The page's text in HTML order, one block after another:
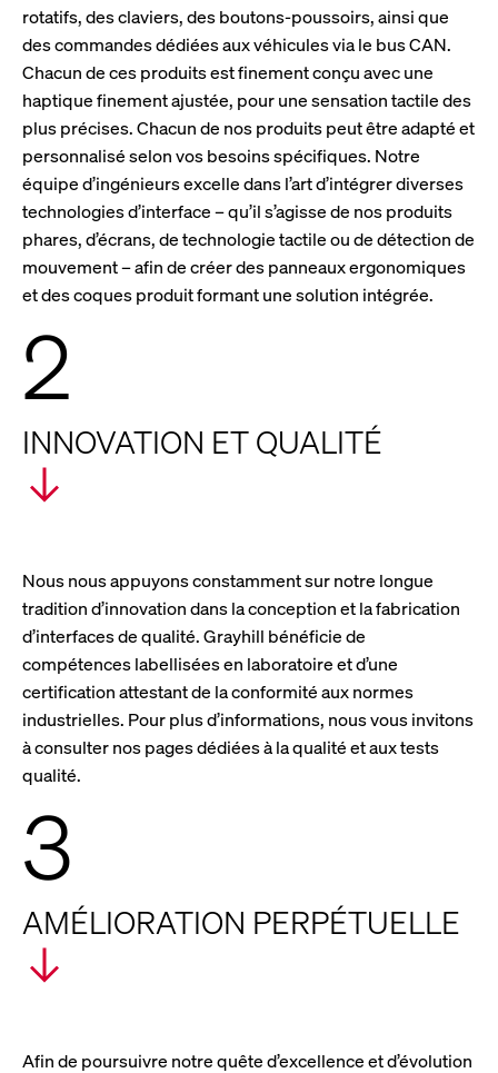
rotatifs, des claviers, des boutons-poussoirs, ainsi que
des commandes dédiées aux véhicules via le bus CAN.
Chacun de ces produits est finement conçu avec une
haptique finement ajustée, pour une sensation tactile des
plus précises. Chacun de nos produits peut être adapté et
personnalisé selon vos besoins spécifiques. Notre
équipe d’ingénieurs excelle dans l’art d’intégrer diverses
technologies d’interface – qu’il s’agisse de nos produits
phares, d’écrans, de technologie tactile ou de détection de
mouvement – afin de créer des panneaux ergonomiques
et des coques produit formant une solution intégrée.
2
INNOVATION ET QUALITÉ
Nous nous appuyons constamment sur notre longue
tradition d’innovation dans la conception et la fabrication
d’interfaces de qualité. Grayhill bénéficie de
compétences labellisées en laboratoire et d’une
certification attestant de la conformité aux normes
industrielles. Pour plus d’informations, nous vous invitons
à consulter nos pages dédiées à la qualité et aux tests
qualité.
3
AMÉLIORATION PERPÉTUELLE
Afin de poursuivre notre quête d’excellence et d’évolution